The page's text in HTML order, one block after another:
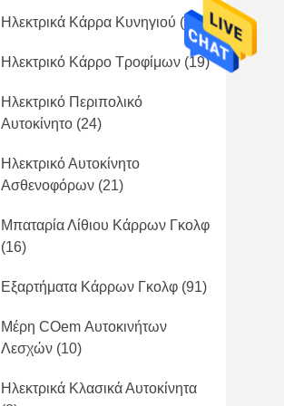
Ηλεκτρικά Κάρρα Κυνηγιού (41)
Ηλεκτρικό Κάρρο Τροφίμων (19)
Ηλεκτρικό Περιπολικό
Αυτοκίνητο (24)
Ηλεκτρικό Αυτοκίνητο
Ασθενοφόρων (21)
Μπαταρία Λίθιου Κάρρων Γκολφ
(16)
Εξαρτήματα Κάρρων Γκολφ (91)
Μέρη COem Αυτοκινήτων
Λεσχών (10)
Ηλεκτρικά Κλασικά Αυτοκίνητα